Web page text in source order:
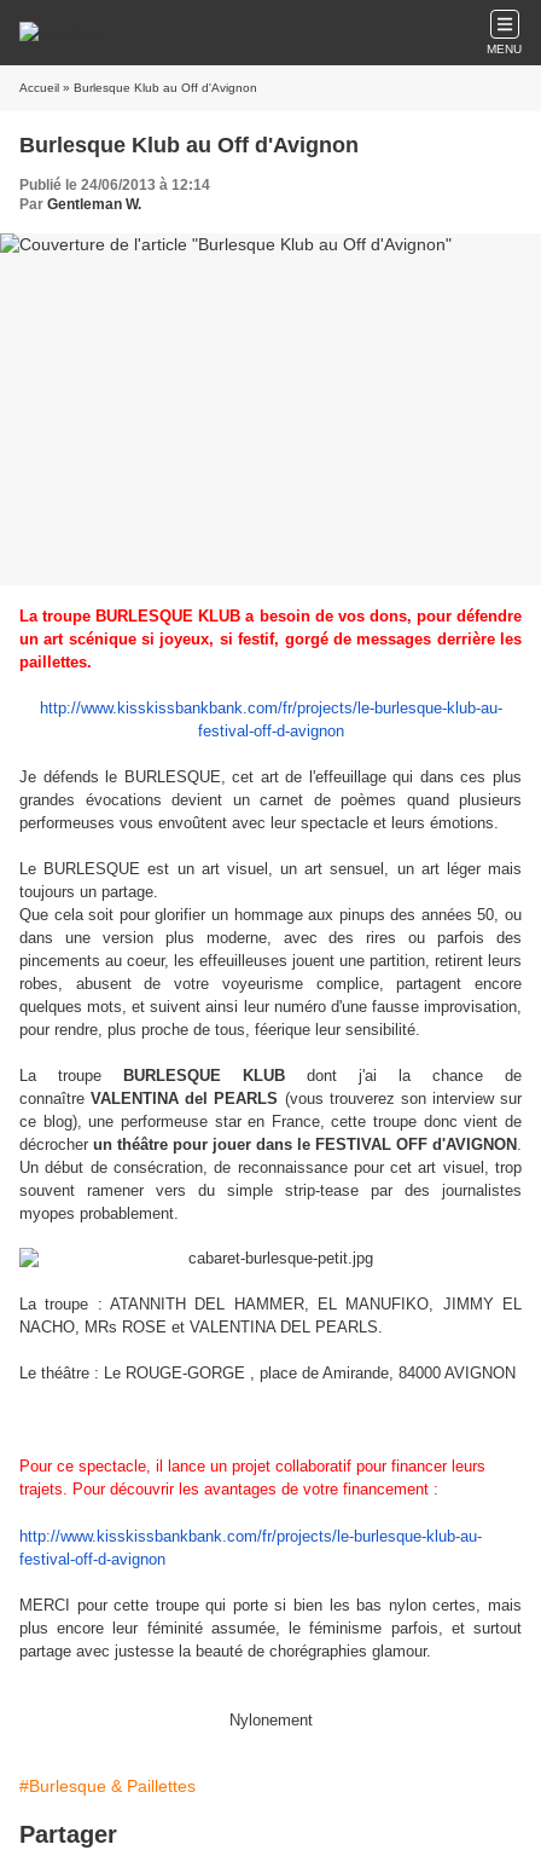
MENU
Accueil » Burlesque Klub au Off d'Avignon
Burlesque Klub au Off d'Avignon
Publié le 24/06/2013 à 12:14
Par Gentleman W.
La troupe BURLESQUE KLUB a besoin de vos dons, pour défendre
un art scénique si joyeux, si festif, gorgé de messages derrière les
paillettes.
http://www.kisskissbankbank.com/fr/projects/le-burlesque-klub-au-
festival-off-d-avignon
Je défends le BURLESQUE, cet art de l'effeuillage qui dans ces plus
grandes évocations devient un carnet de poèmes quand plusieurs
performeuses vous envoûtent avec leur spectacle et leurs émotions.
Le BURLESQUE est un art visuel, un art sensuel, un art léger mais
toujours un partage.
Que cela soit pour glorifier un hommage aux pinups des années 50, ou
dans une version plus moderne, avec des rires ou parfois des
pincements au coeur, les effeuilleuses jouent une partition, retirent leurs
robes, abusent de votre voyeurisme complice, partagent encore
quelques mots, et suivent ainsi leur numéro d'une fausse improvisation,
pour rendre, plus proche de tous, féerique leur sensibilité.
La troupe BURLESQUE KLUB dont j'ai la chance de
connaîtreVALENTINA del PEARLS (vous trouverez son interview sur
ce blog), une performeuse star en France, cette troupe donc vient de
décrocher un théâtre pour jouer dans le FESTIVAL OFF d'AVIGNON .
Un début de consécration, de reconnaissance pour cet art visuel, trop
souvent ramener vers du simple strip-tease par des journalistes
myopes probablement.
La troupe : ATANNITH DEL HAMMER, EL MANUFIKO, JIMMY EL
NACHO, MRs ROSE et VALENTINA DEL PEARLS.
Le théâtre : Le ROUGE-GORGE , place de Amirande, 84000 AVIGNON
Pour ce spectacle, il lance un projet collaboratif pour financer leurs
trajets. Pour découvrir les avantages de votre financement :
http://www.kisskissbankbank.com/fr/projects/le-burlesque-klub-au-
festival-off-d-avignon
MERCI pour cette troupe qui porte si bien les bas nylon certes, mais
plus encore leur féminité assumée, le féminisme parfois, et surtout
partage avec justesse la beauté de chorégraphies glamour.
Nylonement
#Burlesque & Paillettes
Partager